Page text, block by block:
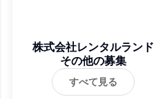
株式会社レンタルランド
その他の募集
すべて見る